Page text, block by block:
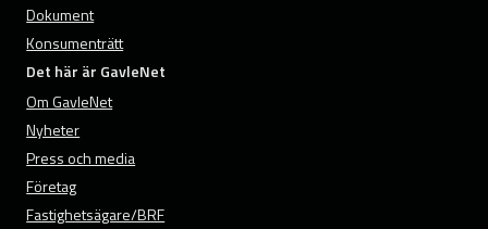
Dokument
Konsumenträtt
Det här är GavleNet
Om GavleNet
Nyheter
Press och media
Företag
Fastighetsägare/BRF